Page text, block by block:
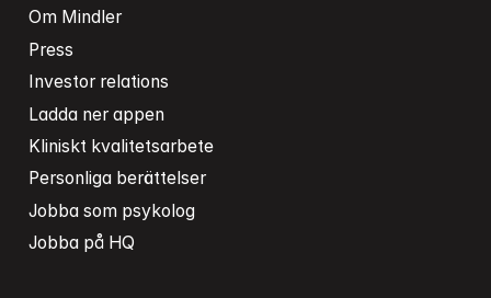
Om Mindler
Press
Investor relations
Ladda ner appen
Kliniskt kvalitetsarbete
Personliga berättelser
Jobba som psykolog
Jobba på HQ